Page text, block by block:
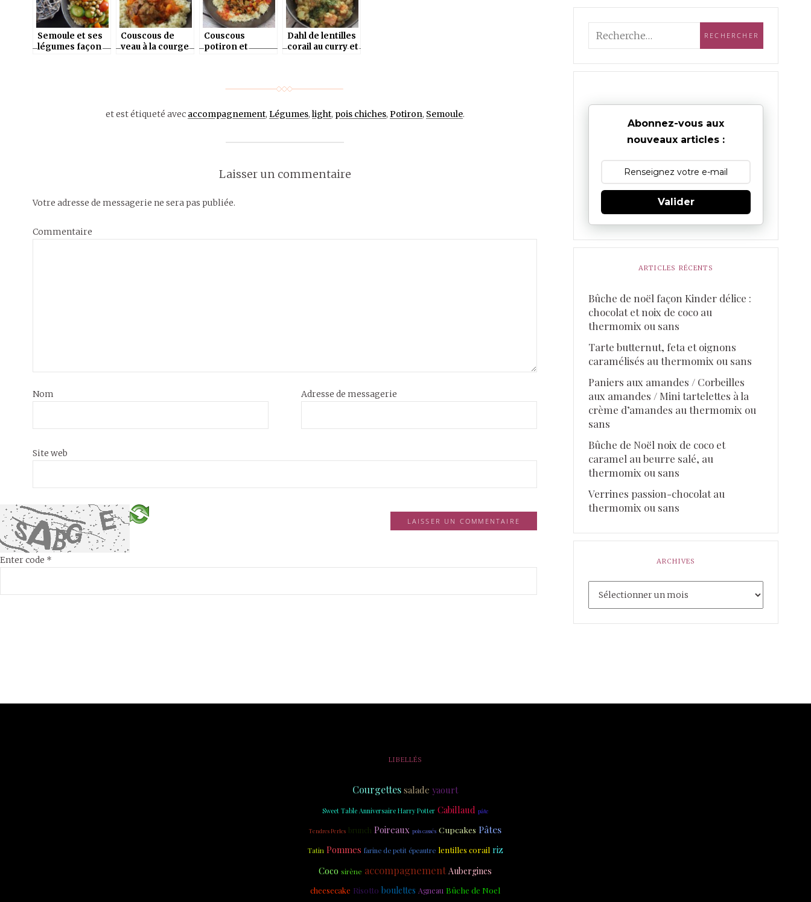
Semoule et ses
légumes façon
Couscous de
veau à la courge
Couscous
potiron et
Dahl de lentilles
corail au curry et
et est étiqueté avec accompagnement, Légumes,light, pois chiches, Potiron, Semoule.
Laisser un commentaire
Votre adresse de messagerie ne sera pas publiée.
Commentaire
Nom Adresse de messagerie
Site web
Enter code *
Abonnez-vous aux
nouveaux articles :
Valider
ARTICLES RÉCENTS
Bûche de noël façon Kinder délice :
chocolat et noix de coco au
thermomix ou sans
Tarte butternut, feta et oignons
caramélisés au thermomix ou sans
Paniers aux amandes / Corbeilles
aux amandes / Mini tartelettes à la
crème d’amandes au thermomix ou
sans
Bûche de Noël noix de coco et
caramel au beurre salé, au
thermomix ou sans
Verrines passion-chocolat au
thermomix ou sans
ARCHIVES
LIBELLÉS
Courgettes salade yaourt
Sweet Table Anniversaire Harry Potter Cabillaud pâte
Tendres Perles brunch Poireaux pois cassés Cupcakes Pâtes
Tatin Pommes farine de petit épeautre lentilles corail riz
Coco sirène accompagnement Aubergines
cheesecake Risotto boulettes Agneau Bûche de Noel